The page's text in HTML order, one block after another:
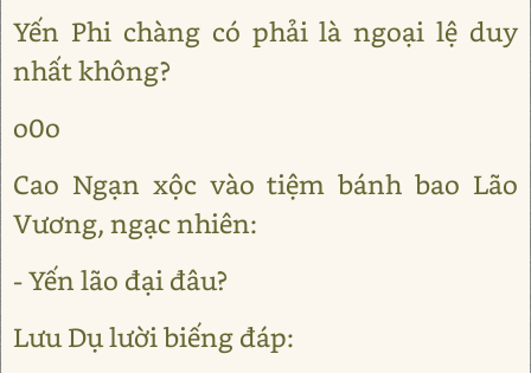
Yến Phi chàng có phải là ngoại lệ duy
nhất không?
o0o
Cao Ngạn xộc vào tiệm bánh bao Lão
Vương, ngạc nhiên:
- Yến lão đại đâu?
Lưu Dụ lười biếng đáp: